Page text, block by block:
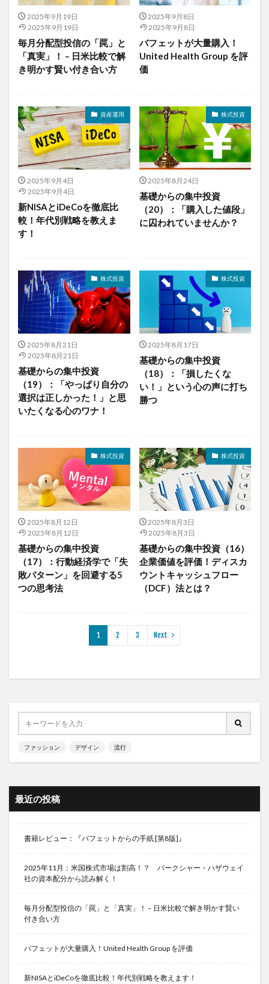
2025年9月19日
2025年9月19日
毎月分配型投信の「罠」と
「真実」！ – 日米比較で解
き明かす賢い付き合い方
2025年9月8日
2025年9月8日
バフェットが大量購入！
United Health Group を評
価
資産運用
2025年9月4日
2025年9月4日
新NISAとiDeCoを徹底比
較！年代別戦略を教えま
す！
株式投資
2025年8月24日
基礎からの集中投資
（20）：「購入した値段」
に囚われていませんか？
株式投資
2025年8月21日
2025年8月21日
基礎からの集中投資
（19）：「やっぱり自分の
選択は正しかった！」と思
いたくなる心のワナ！
株式投資
2025年8月17日
基礎からの集中投資
（18）：「損したくな
い！」という心の声に打ち
勝つ
株式投資
2025年8月12日
2025年8月12日
基礎からの集中投資
（17）：行動経済学で「失
敗パターン」を回避する5
つの思考法
株式投資
2025年8月3日
2025年8月3日
基礎からの集中投資（16）
企業価値を評価！ディスカ
ウントキャッシュフロー
（DCF）法とは？
1 2 3 Next
ファッション デザイン 流行
最近の投稿
書籍レビュー：『バフェットからの手紙 [第8版]』
2025年11月：米国株式市場は割高！？ バークシャー・ハザウェイ
社の資本配分から読み解く！
毎月分配型投信の「罠」と「真実」！ – 日米比較で解き明かす賢い
付き合い方
バフェットが大量購入！United Health Group を評価
新NISAとiDeCoを徹底比較！年代別戦略を教えます！